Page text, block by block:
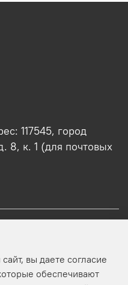
117545, город
8, к. 1 (для почтовых
вы даете согласие
обеспечивают